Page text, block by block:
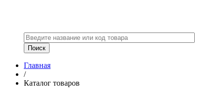
Главная
/
Каталог товаров